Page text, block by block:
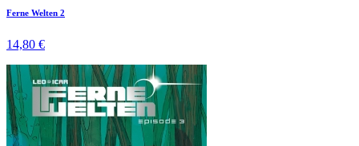
Ferne Welten 2
14,80 €